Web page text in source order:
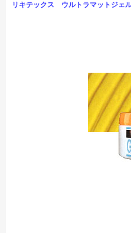
リキテックス ウルトラマットジェ